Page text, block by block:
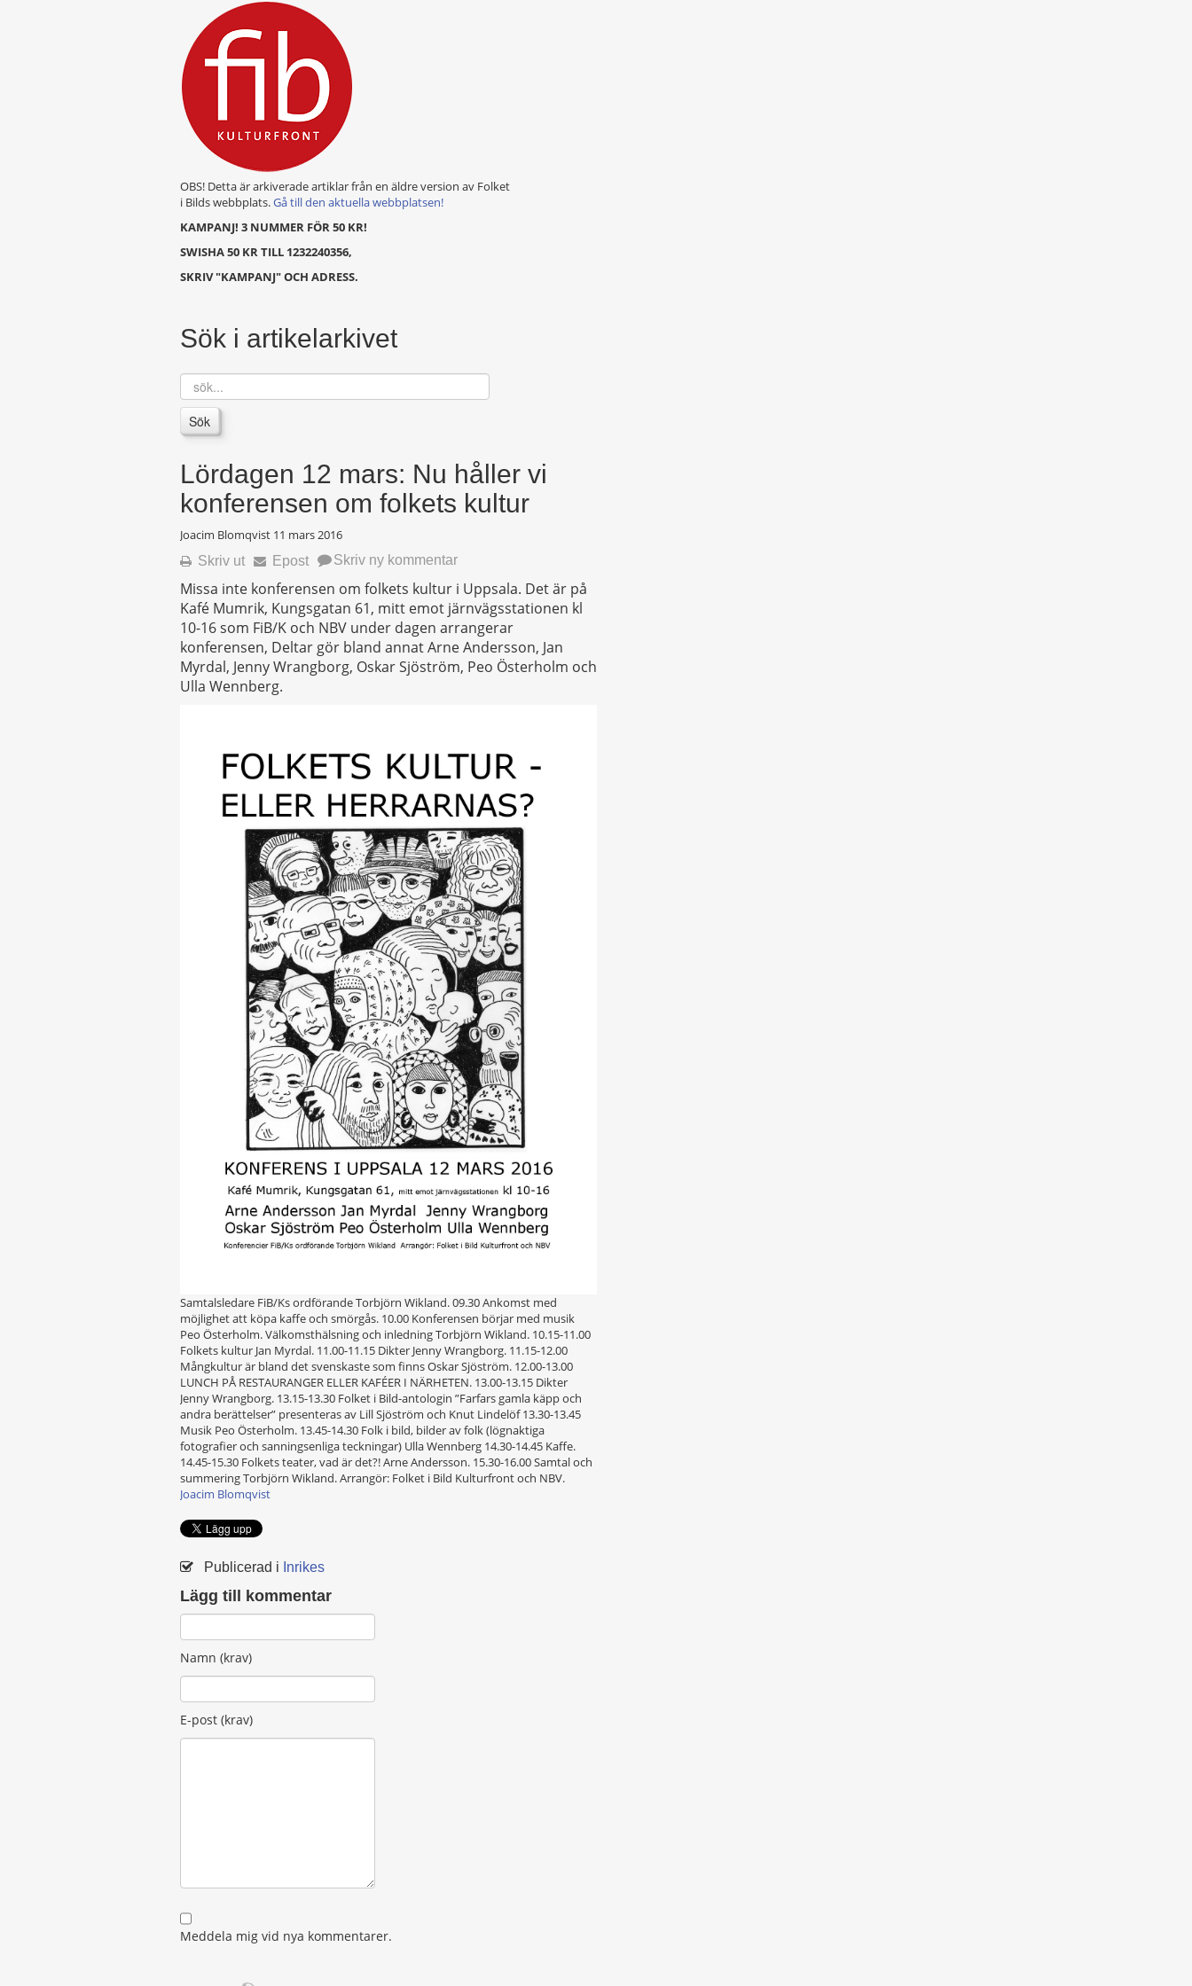
OBS! Detta är arkiverade artiklar från en äldre version av Folket
i Bilds webbplats.Gå till den aktuella webbplatsen!
KAMPANJ! 3 NUMMER FÖR 50 KR!
SWISHA 50 KR TILL 1232240356,
SKRIV "KAMPANJ" OCH ADRESS.
Sök i artikelarkivet
sök...
Sök
Lördagen 12 mars: Nu håller vi
konferensen om folkets kultur
Joacim Blomqvist 11 mars 2016
Skriv ut Epost Skriv ny kommentar
Missa inte konferensen om folkets kultur i Uppsala. Det är på
Kafé Mumrik, Kungsgatan 61, mitt emot järnvägsstationen kl
10-16 som FiB/K och NBV under dagen arrangerar
konferensen, Deltar gör bland annat Arne Andersson, Jan
Myrdal, Jenny Wrangborg, Oskar Sjöström, Peo Österholm och
Ulla Wennberg.
Samtalsledare FiB/Ks ordförande Torbjörn Wikland. 09.30 Ankomst med
möjlighet att köpa kaffe och smörgås. 10.00 Konferensen börjar med musik
Peo Österholm. Välkomsthälsning och inledning Torbjörn Wikland. 10.15-11.00
Folkets kultur Jan Myrdal. 11.00-11.15 Dikter Jenny Wrangborg. 11.15-12.00
Mångkultur är bland det svenskaste som finns Oskar Sjöström. 12.00-13.00
LUNCH PÅ RESTAURANGER ELLER KAFÉER I NÄRHETEN. 13.00-13.15 Dikter
Jenny Wrangborg. 13.15-13.30 Folket i Bild-antologin ”Farfars gamla käpp och
andra berättelser” presenteras av Lill Sjöström och Knut Lindelöf 13.30-13.45
Musik Peo Österholm. 13.45-14.30 Folk i bild, bilder av folk (lögnaktiga
fotografier och sanningsenliga teckningar) Ulla Wennberg 14.30-14.45 Kaffe.
14.45-15.30 Folkets teater, vad är det?! Arne Andersson. 15.30-16.00 Samtal och
summering Torbjörn Wikland. Arrangör: Folket i Bild Kulturfront och NBV.
Joacim Blomqvist
Publicerad i Inrikes
Lägg till kommentar
Namn (krav)
E-post (krav)
Meddela mig vid nya kommentarer.